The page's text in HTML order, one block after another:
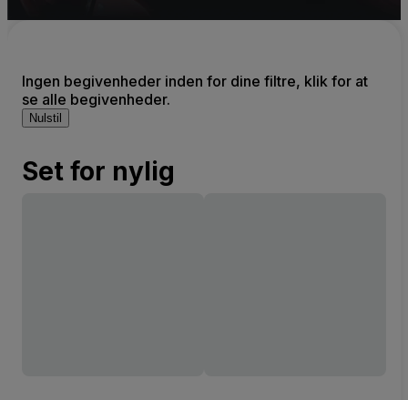
Ingen begivenheder inden for dine filtre, klik for at
se alle begivenheder.
Nulstil
Set for nylig